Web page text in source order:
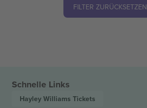
FILTER ZURÜCKSETZEN
Schnelle Links
Hayley Williams Tickets